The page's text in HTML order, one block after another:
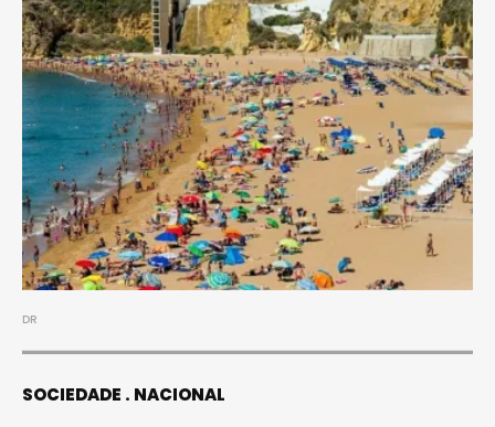
DR
SOCIEDADE NACIONAL